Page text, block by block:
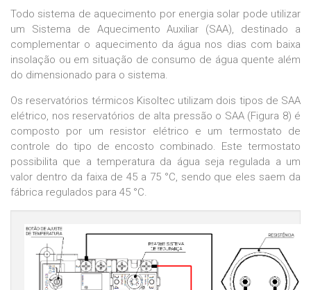
Todo sistema de aquecimento por energia solar pode utilizar
um Sistema de Aquecimento Auxiliar (SAA), destinado a
complementar o aquecimento da água nos dias com baixa
insolação ou em situação de consumo de água quente além
do dimensionado para o sistema.
Os reservatórios térmicos Kisoltec utilizam dois tipos de SAA
elétrico, nos reservatórios de alta pressão o SAA (Figura 8) é
composto por um resistor elétrico e um termostato de
controle do tipo de encosto combinado. Este termostato
possibilita que a temperatura da água seja regulada a um
valor dentro da faixa de 45 a 75 °C, sendo que eles saem da
fábrica regulados para 45 °C.